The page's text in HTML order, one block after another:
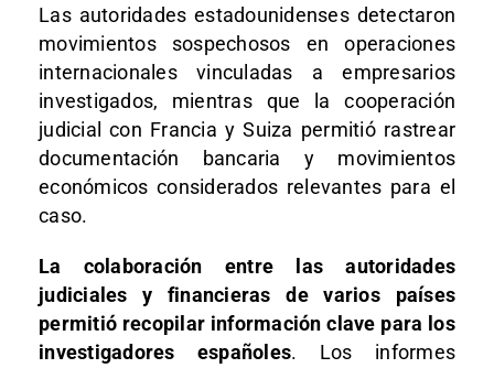
Las autoridades estadounidenses detectaron
movimientos sospechosos en operaciones
internacionales vinculadas a empresarios
investigados, mientras que la cooperación
judicial con Francia y Suiza permitió rastrear
documentación bancaria y movimientos
económicos considerados relevantes para el
caso.
La colaboración entre las autoridades
judiciales y financieras de varios países
permitió recopilar información clave para los
investigadores españoles. Los informes